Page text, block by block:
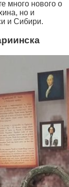
много нового о
но и
и Сибири.